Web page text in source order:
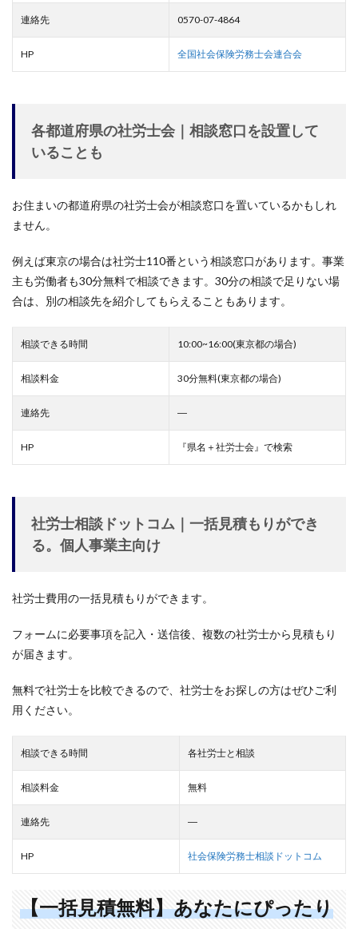
連絡先 0570-07-4864
HP 全国社会保険労務士会連合会
各都道府県の社労士会｜相談窓口を設置して
いることも
お住まいの都道府県の社労士会が相談窓口を置いているかもしれ
ません。
例えば東京の場合は社労士110番という相談窓口があります。事業
主も労働者も30分無料で相談できます。30分の相談で足りない場
合は、別の相談先を紹介してもらえることもあります。
相談できる時間 10:00~16:00(東京都の場合)
相談料金 30分無料(東京都の場合)
連絡先 ―
HP 『県名＋社労士会』で検索
社労士相談ドットコム｜一括見積もりができ
る。個人事業主向け
社労士費用の一括見積もりができます。
フォームに必要事項を記入・送信後、複数の社労士から見積もり
が届きます。
無料で社労士を比較できるので、社労士をお探しの方はぜひご利
用ください。
相談できる時間 各社労士と相談
相談料金 無料
連絡先 ―
HP 社会保険労務士相談ドットコム
【一括見積無料】あなたにぴったり